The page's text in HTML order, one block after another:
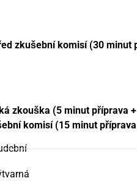
zkušební komisí (30 minut
zkouška (5 minut příprava
komisí (15 minut